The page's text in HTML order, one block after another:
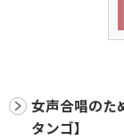
女声合唱のた
タンゴ】